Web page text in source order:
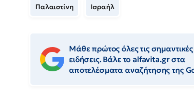
Παλαιστίνη Ισραήλ
Μάθε πρώτος όλες τις σημαντικές
ειδήσεις. Βάλε το alfavita.gr στα
αποτελέσματα αναζήτησης της